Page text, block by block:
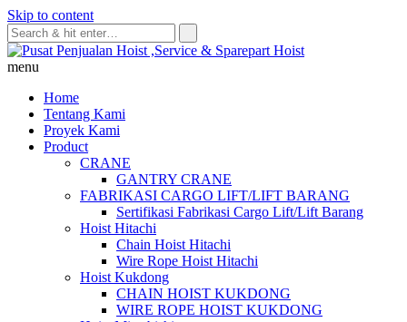
Skip to content
menu
Home
Tentang Kami
Proyek Kami
Product
CRANE
GANTRY CRANE
FABRIKASI CARGO LIFT/LIFT BARANG
Sertifikasi Fabrikasi Cargo Lift/Lift Barang
Hoist Hitachi
Chain Hoist Hitachi
Wire Rope Hoist Hitachi
Hoist Kukdong
CHAIN HOIST KUKDONG
WIRE ROPE HOIST KUKDONG